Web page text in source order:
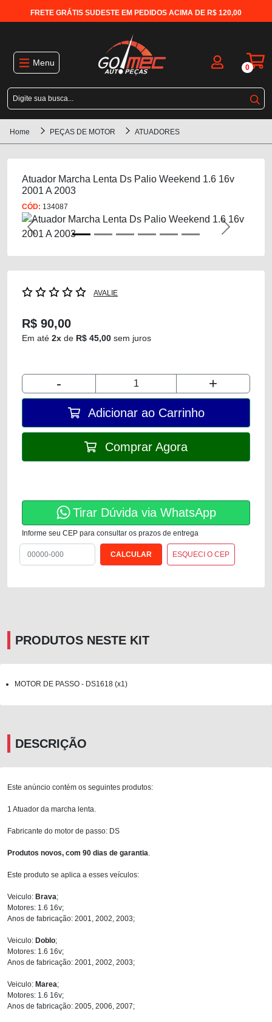
FRETE GRÁTIS SUDESTE EM PEDIDOS ACIMA DE R$ 120,00
Menu 0
Home PEÇAS DE MOTOR ATUADORES
Atuador Marcha Lenta Ds Palio Weekend 1.6 16v
2001 A 2003
CÓD: 134087
Previous Next
AVALIE
R$ 90,00
Em até 2x de R$ 45,00 sem juros
- +
Adicionar ao Carrinho
Comprar Agora
Tirar Dúvida via WhatsApp
Informe seu CEP para consultar os prazos de entrega
ESQUECI O CEP
PRODUTOS NESTE KIT
MOTOR DE PASSO - DS1618 (x1)
DESCRIÇÃO
Este anúncio contém os seguintes produtos:
1 Atuador da marcha lenta.
Fabricante do motor de passo: DS
Produtos novos, com 90 dias de garantia
Este produto se aplica a esses veículos:
Veiculo: Brava;
Motores: 1.6 16v;
Anos de fabricação: 2001, 2002, 2003;
Veiculo: Doblo;
Motores: 1.6 16v;
Anos de fabricação: 2001, 2002, 2003;
Veiculo: Marea;
Motores: 1.6 16v;
Anos de fabricação: 2005, 2006, 2007;